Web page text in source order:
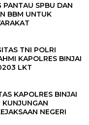
PANTAU SPBU DAN
BBM UNTUK
TNI POLRI
KAPOLRES BINJAI
LKT
KAPOLRES BINJAI
KUNJUNGAN
NEGERI